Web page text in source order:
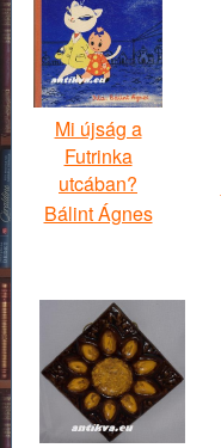
Mi újság a
Futrinka
utcában?
Bálint Ágnes